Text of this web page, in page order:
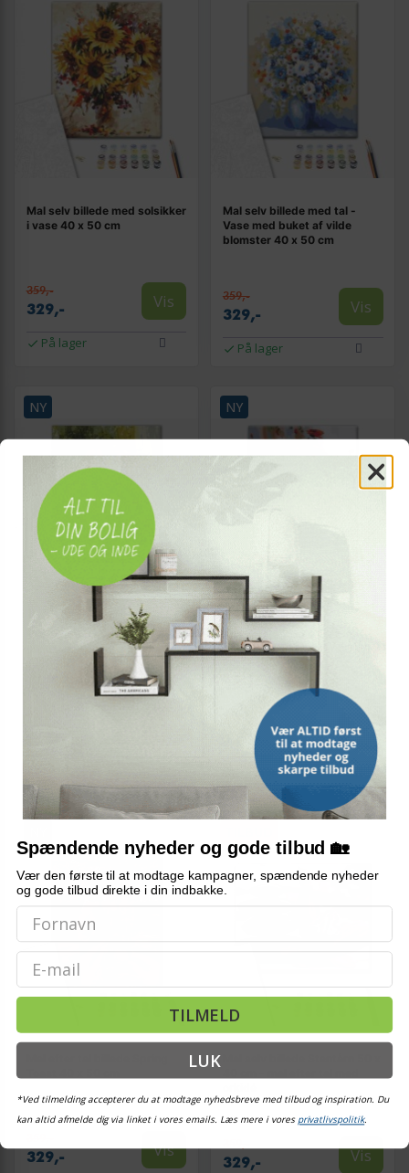
Mal selv billede med solsikker
i vase 40 x 50 cm
359,-
329,- Vis
På lager
Mal selv billede med tal -
Vase med buket af vilde
blomster 40 x 50 cm
359,-
329,- Vis
På lager
NY
Mal efter tal med buket af
vilde valmuer 40 x 50 cm
NY
Mal selv billede efter tal -
Souvenir fra en gåtur 40 x 50
329,- Vis
På lager
329,- Vis
329,- Vis
Spændende nyheder og gode tilbud 🏡
Vær den første til at modtage kampagner, spændende nyheder
og gode tilbud direkte i din indbakke.
Email
TILMELD
LUK
*Ved tilmelding accepterer du at modtage nyhedsbreve med tilbud og inspiration. Du
kan altid afmelde dig via linket i vores emails. Læs mere i vores privatlivspolitik.